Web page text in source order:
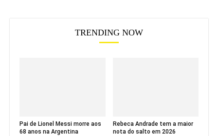
TRENDING NOW
Pai de Lionel Messi morre aos
68 anos na Argentina
Rebeca Andrade tem a maior
nota do salto em 2026